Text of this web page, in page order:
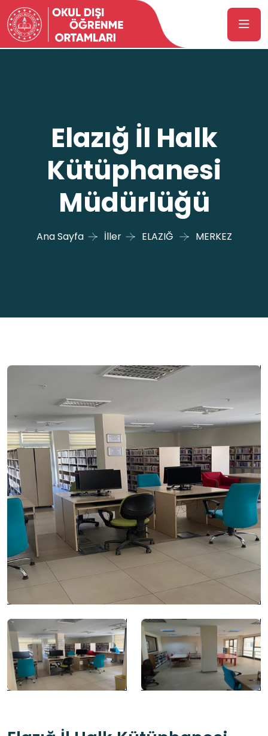
Elazığ İl Halk
Kütüphanesi
Müdürlüğü
Ana Sayfa İller ELAZIĞ MERKEZ